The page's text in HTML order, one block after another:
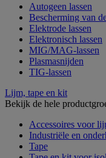
Autogeen lassen
Bescherming van
Elektrode lassen
Elektronisch lassen
MIG/MAG-lassen
Plasmasnijden
TIG-lassen
Lijm, tape en kit
Bekijk de hele
Accessoires voor
Industriële en
Tape